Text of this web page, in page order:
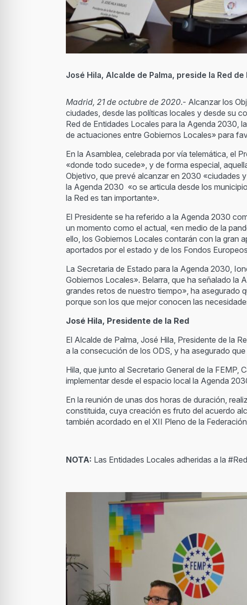
José Hila, Alcalde de Palma, preside la Red
Madrid, 21 de octubre de 2020.- Alcanzar los
ciudades, desde las políticas locales y desde su
Red de Entidades Locales para la Agenda 2030,
de actuaciones entre Gobiernos Locales» para
En la Asamblea, celebrada por vía telemática, el
«donde todo sucede», y de forma especial,
Objetivo, que prevé alcanzar en 2030 «ciudades
la Agenda 2030 «o se articula desde los
la Red es tan importante».
El Presidente se ha referido a la Agenda 2030
un momento como el actual, «en medio de la
ello, los Gobiernos Locales contarán con la gran
aportados por el estado y de los Fondos
La Secretaria de Estado para la Agenda 2030,
Gobiernos Locales». Belarra, que ha señalado la
grandes retos de nuestro tiempo», ha asegurado
porque son los que mejor conocen las
José Hila, Presidente de la Red
El Alcalde de Palma, José Hila, Presidente de la
a la consecución de los ODS, y ha asegurado
Hila, que junto al Secretario General de la FEMP,
implementar desde el espacio local la Agenda
En la reunión de unas dos horas de duración,
constituida, cuya creación es fruto del acuerdo
también acordado en el XII Pleno de la
NOTA: Las Entidades Locales adheridas a la